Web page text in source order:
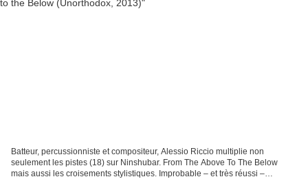
Batteur, percussionniste et compositeur, Alessio Riccio multiplie non
seulement les pistes (18) sur Ninshubar. From The Above To The Below
mais aussi les croisements stylistiques. Improbable – et très réussi –